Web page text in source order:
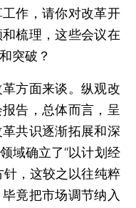
作，请你对改革开
梳理，这些会议在
突破？
方面来谈。纵观改
告，总体而言，呈
共识逐渐拓展和深
域确立了“以计划经
针，这较之以往纯粹
竟把市场调节纳入